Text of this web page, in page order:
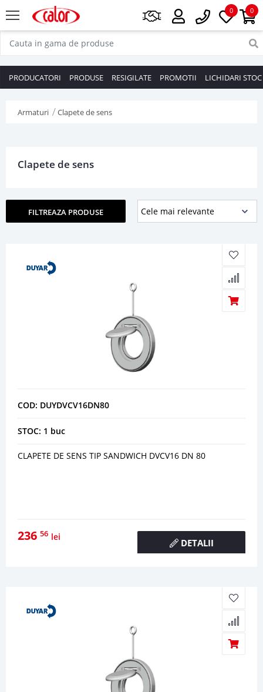
0
0
PRODUCATORI PRODUSE RESIGILATE PROMOTII LICHIDARI STOC
Armaturi Clapete de sens
Clapete de sens
FILTREAZA PRODUSE
COD: DUYDVCV16DN80
STOC: 1 buc
CLAPETE DE SENS TIP SANDWICH DVCV16 DN 80
236 56 lei
DETALII